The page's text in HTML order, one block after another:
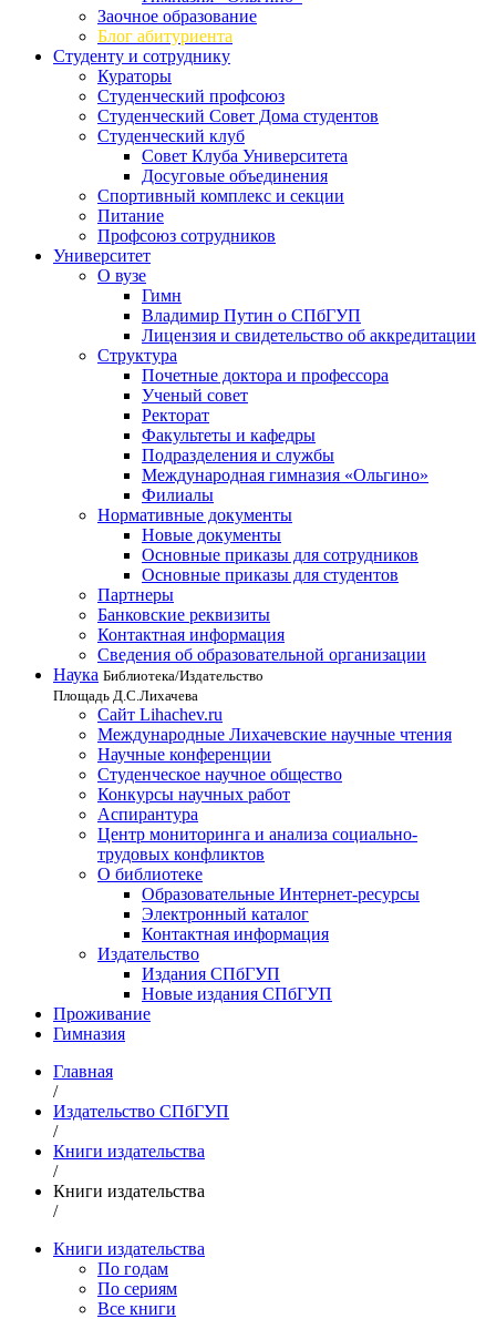
Заочное образование
Блог абитуриента
Студенту и сотруднику
Кураторы
Студенческий профсоюз
Студенческий Совет Дома студентов
Студенческий клуб
Совет Клуба Университета
Досуговые объединения
Спортивный комплекс и секции
Питание
Профсоюз сотрудников
Университет
О вузе
Гимн
Владимир Путин о СПбГУП
Лицензия и свидетельство об аккредитации
Структура
Почетные доктора и профессора
Ученый совет
Ректорат
Факультеты и кафедры
Подразделения и службы
Международная гимназия «Ольгино»
Филиалы
Нормативные документы
Новые документы
Основные приказы для сотрудников
Основные приказы для студентов
Партнеры
Банковские реквизиты
Контактная информация
Сведения об образовательной организации
Наука Библиотека/Издательство
Площадь Д.С.Лихачева
Сайт Lihachev.ru
Международные Лихачевские научные чтения
Научные конференции
Студенческое научное общество
Конкурсы научных работ
Аспирантура
Центр мониторинга и анализа социально-
трудовых конфликтов
О библиотеке
Образовательные Интернет-ресурсы
Электронный каталог
Контактная информация
Издательство
Издания СПбГУП
Новые издания СПбГУП
Проживание
Гимназия
Главная
/
Издательство СПбГУП
/
Книги издательства
/
Книги издательства
/
Книги издательства
По годам
По сериям
Все книги